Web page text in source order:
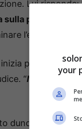
Lui risponde:
palla
e
l’esercizio
poi ad
“Mangi dopo,
dunque Joe
your